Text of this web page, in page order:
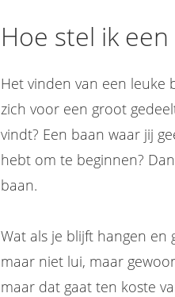
Hoe stel ik
Het vinden van een leuke
zich voor een groot
vindt? Een baan waar jij
hebt om te beginnen?
baan.
Wat als je blijft hangen en
maar niet lui, maar
maar dat gaat ten koste